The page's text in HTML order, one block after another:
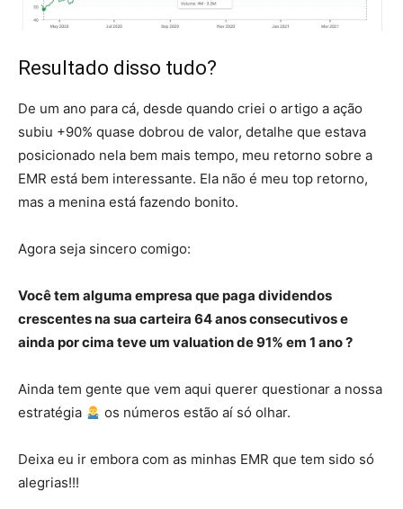
Resultado disso tudo?
De um ano para cá, desde quando criei o artigo a ação
subiu +90% quase dobrou de valor, detalhe que estava
posicionado nela bem mais tempo, meu retorno sobre a
EMR está bem interessante. Ela não é meu top retorno,
mas a menina está fazendo bonito.
Agora seja sincero comigo:
Você tem alguma empresa que paga dividendos
crescentes na sua carteira 64 anos consecutivos e
ainda por cima teve um valuation de 91% em 1 ano ?
Ainda tem gente que vem aqui querer questionar a nossa
estratégia
os números estão aí só olhar.
Deixa eu ir embora com as minhas EMR que tem sido só
alegrias!!!